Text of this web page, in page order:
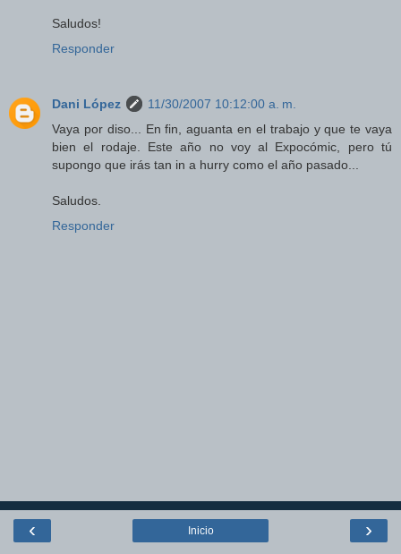
Saludos!
Responder
Dani López
11/30/2007 10:12:00 a. m.
Vaya por diso... En fin, aguanta en el trabajo y que te vaya
bien el rodaje. Este año no voy al Expocómic, pero tú
supongo que irás tan in a hurry como el año pasado...
Saludos.
Responder
‹ ›
Inicio